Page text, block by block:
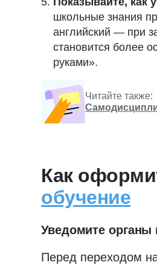
школьные знания
английский — при
становится более
руками».
Читайте также:
Как
обучение
Уведомите органы
Перед переходом